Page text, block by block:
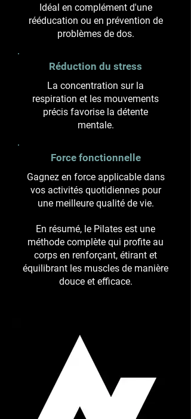
Idéal en complément d'une
rééducation ou en prévention de
problèmes de dos.
Réduction du stress
La concentration sur la
respiration et les mouvements
précis favorise la détente
mentale.
Force fonctionnelle
Gagnez en force applicable dans
vos activités quotidiennes pour
une meilleure qualité de vie.
En résumé, le Pilates est une
méthode complète qui profite au
corps en renforçant, étirant et
équilibrant les muscles de manière
douce et efficace.